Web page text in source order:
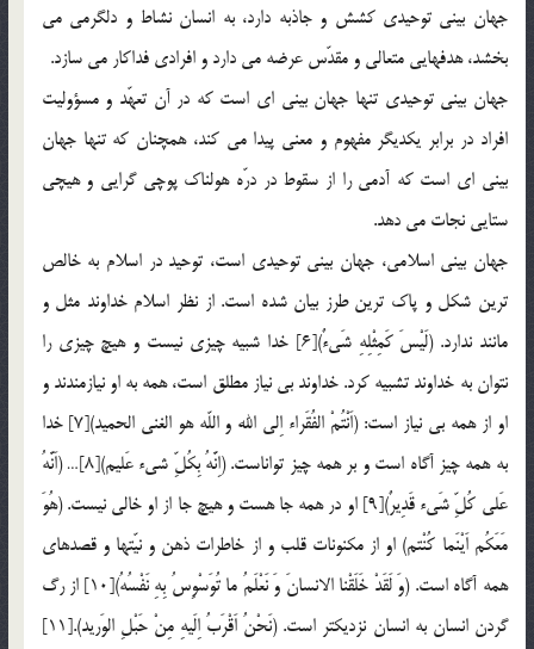
جهان بيني توحيدي كشش و جاذبه دارد، به انسان نشاط و دلگرمي مي
بخشد، هدفهايي متعالي و مقدّس عرضه مي دارد و افرادي فداكار مي سازد.
جهان بيني توحيدي تنها جهان بيني اي است كه در آن تعهّد و مسؤوليت
افراد در برابر يكديگر مفهوم و معني پيدا مي كند، همچنان كه تنها جهان
بيني اي است كه آدمي را از سقوط در درّه هولناك پوچي گرايي و هيچي
ستايي نجات مي دهد.
جهان بيني اسلامي، جهان بيني توحيدي است، توحيد در اسلام به خالص
ترين شكل و پاك ترين طرز بيان شده است. از نظر اسلام خداوند مثل و
مانند ندارد. (لَيْسَ كَمِثْلِهِ شَيءٌ)[6] خدا شبيه چيزي نيست و هيچ چيزي را
نتوان به خداوند تشبيه كرد. خداوند بي نياز مطلق است، همه به او نيازمندند و
او از همه بي نياز است: (اَنْتُمْ الفُقَراء اِلي الله و اللّه هو الغني الحميد)[7] خدا
به همه چيز آگاه است و بر همه چيز تواناست. (اِنَّهُ بِكُلِّ شيء عَليم)[8]… (اَنَّهُ
عَلي كُلِّ شَيء قَدِيرٌ)[9] او در همه جا هست و هيچ جا از او خالي نيست. (هُوَ
مَعَكُم اَيْنَما كُنْتم) او از مكنونات قلب و از خاطرات ذهن و نيّتها و قصدهاي
همه آگاه است. (وَ لَقَدْ خَلَقْنا الانسانَ وَ نَعْلَمُ ما تُوَسْوِسُ بِهِ نَفْسُهُ)[10] از رگ
گردن انسان به انسان نزديكتر است. (نَحْنُ اَقْرَبُ اِلَيهِ مِنْ حَبْلِ الوَريد).[11]